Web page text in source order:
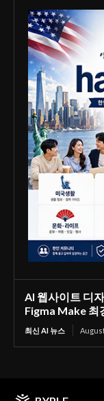
AI 웹사이트 디
Figma Make 최
최신 AI 뉴스